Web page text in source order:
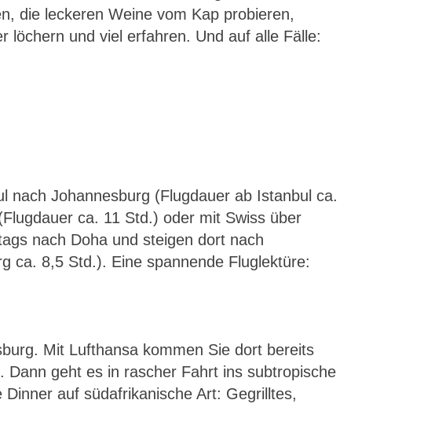
die leckeren Weine vom Kap probieren,
löchern und viel erfahren. Und auf alle Fälle:
nach Johannesburg (Flugdauer ab Istanbul ca.
ca. 11 Std.) oder mit Swiss über
nach Doha und steigen dort nach
ca. 8,5 Std.). Eine spannende Fluglektüre:
Mit Lufthansa kommen Sie dort bereits
geht es in rascher Fahrt ins subtropische
auf südafrikanische Art: Gegrilltes,